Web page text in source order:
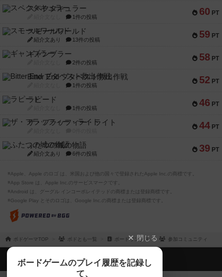
60 PT
スペクタキュラー
1件の投稿
59 PT
スモールワールド
紹介文あり 13件の投稿
58 PT
ギャンブラー
2件の投稿
52 PT
Bitter End ブタペスト救出作戦
1件の投稿
46 PT
ラピード
1件の投稿
44 PT
ザ・フラッフィー・ライト
39 PT
ふたつの城の物語
紹介文あり 6件の投稿
※Apple、Apple のロゴ は、米国および他の国々で登録されたApple Inc.の商標です。
※App Store は、Apple Inc.のサービスマークです。
※Android は、グーグル インコーポレイテッドの商標または登録商標です。
※Google Play とそのロゴは、Google Inc.の商標または登録商標です。
ボドゲーマTOP ボドとも一覧 ボードリンクス 参加コミュニティ
閉じる
ボードゲームのプレイ履歴を記録し
て、
ボドゲーマTOP